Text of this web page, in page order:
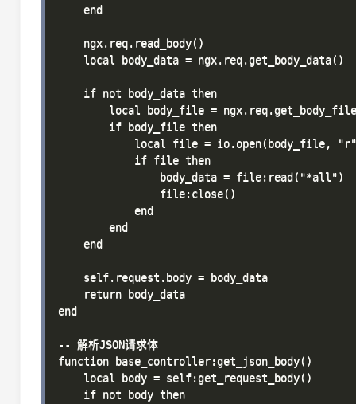
    end
    ngx.req.read_body()
    local body_data = ngx.req.get_body_data()
    if not body_data then
local body_file =
        if body_file then
local file = io.open(body_file,
            if file then
                body_data = file:read("*all")
                file:close()
            end
        end
    end
    self.request.body = body_data
    return body_data
end
-- 解析JSON请求体
function base_controller:get_json_body()
    local body = self:get_request_body()
    if not body then